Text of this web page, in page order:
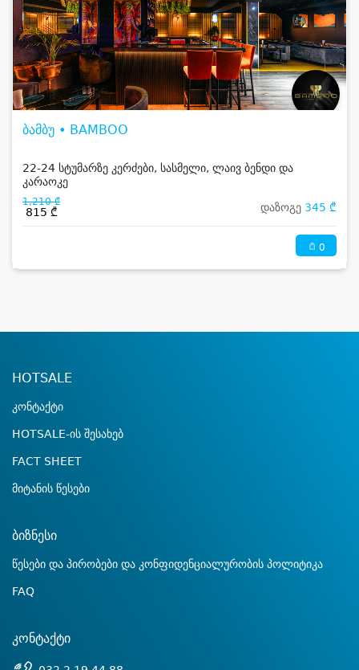
ბამბუ • BAMBOO
22-24 სტუმარზე კერძები, სასმელი, ლაივ ბენდი და
კარაოკე
1,210 ₾
815 ₾ დაზოგე 345 ₾
0
HOTSALE
კონტაქტი
HOTSALE-ის შესახებ
FACT SHEET
მიტანის წესები
ბიზნესი
წესები და პირობები და კონფიდენციალურობის პოლიტიკა
FAQ
კონტაქტი